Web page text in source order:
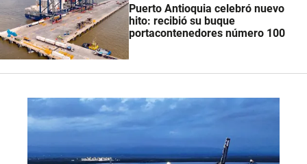
Puerto Antioquia celebró nuevo
hito: recibió su buque
portacontenedores número 100